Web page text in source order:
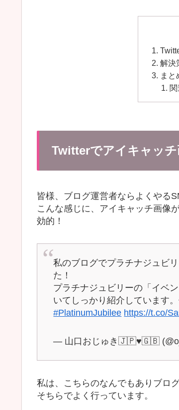
解決
まと
関
Twitterでアイキャッ
皆様、ブログ運営者ならよくやる
こんな感じに、アイキャッチ画像
効的！
私のブログでプラチナジュビ
た！
プラチナジュビリーの「イベ
いてしっかり紹介しています
#PlatinumJubilee https://t.co/
— 山口おじゅき🇯🇵♥🇬🇧
私は、こちらのなんでもありブロ
そちらでよく行っています。